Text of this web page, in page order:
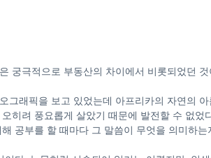
궁극적으로 부동산의 차이에서 비롯되었던 것
그래픽을 보고 있었는데 아프리카의 자연의
히려 풍요롭게 살았기 때문에 발전할 수 없
공부를 할 때마다 그 말씀이 무엇을 의미하